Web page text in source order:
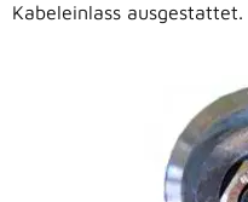
Kabeleinlass ausgestattet.